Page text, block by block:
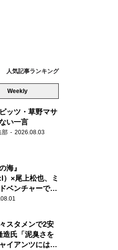
人気記事ランキング
Weekly
ッツ・草野マサ
い一言
部 2026.08.03
海』
×尾上松也、ミ
ベンチャーで美
スタメンで2安
造氏「泥臭さを
イアンツには少